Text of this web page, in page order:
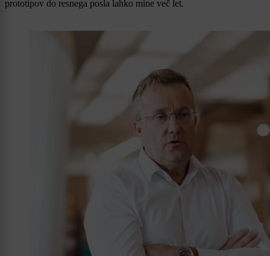
prototipov do resnega posla lahko mine več let.